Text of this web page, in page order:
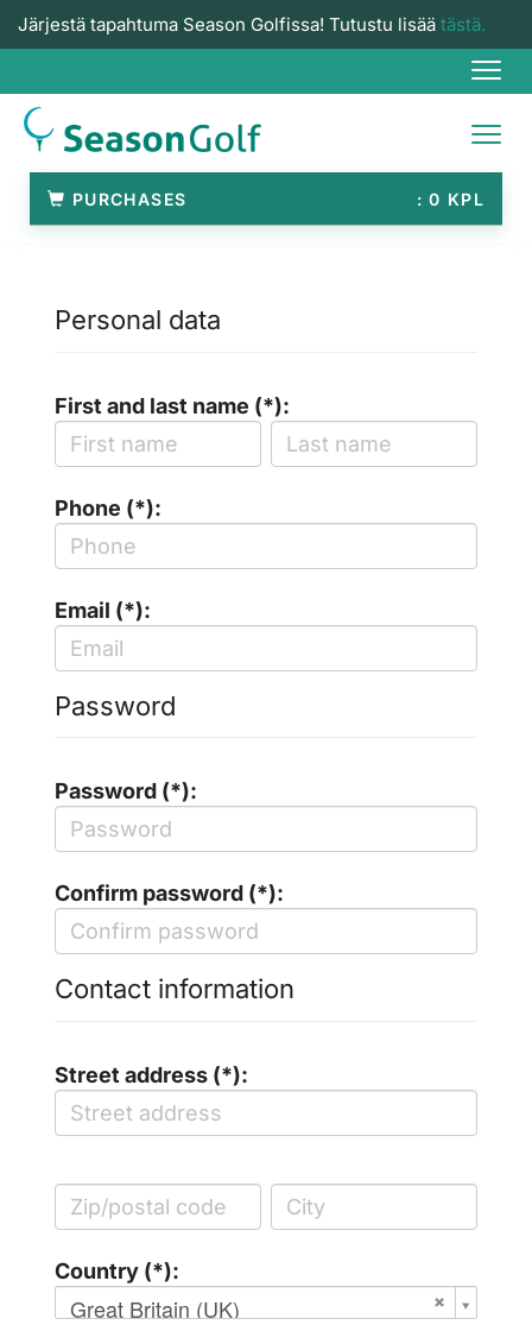
Järjestä tapahtuma Season Golfissa! Tutustu lisää tästä.
0
PURCHASES
Personal data
First and last name (*):
Phone (*):
Email (*):
Password
Password (*):
Confirm password (*):
Contact information
Street address (*):
Country (*):
Great Britain (UK)